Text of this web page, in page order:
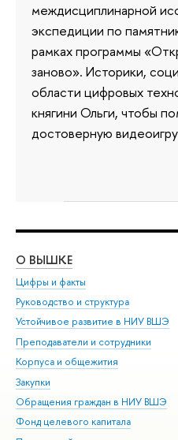
междисциплинарной
экспедиции по
рамках программы
заново». Историки,
области цифровых
княгини Ольги, чтобы
достоверную
О ВЫШКЕ
Цифры и факты
Руководство и структура
Устойчивое развитие в НИУ ВШЭ
Преподаватели и сотрудники
Корпуса и общежития
Закупки
Обращения граждан в НИУ ВШЭ
Фонд целевого капитала